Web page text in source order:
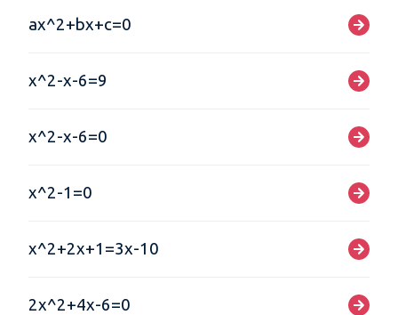
ax^2+bx+c=0
x^2-x-6=9
x^2-x-6=0
x^2-1=0
x^2+2x+1=3x-10
2x^2+4x-6=0